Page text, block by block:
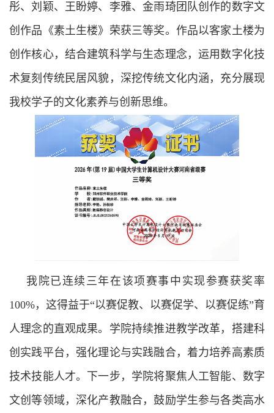
彤、刘颖、王盼婷、李雅、金雨琦团队创作的数字文
创作品《素土生楼》荣获三等奖。作品以客家土楼为
创作核心，结合建筑科学与生态理念，运用数字化技
术复刻传统民居风貌，深挖传统文化内涵，充分展现
我校学子的文化素养与创新思维。
我院已连续三年在该项赛事中实现参赛获奖率
100%，这得益于“以赛促教、以赛促学、以赛促练”育
人理念的直观成果。学院持续推进教学改革，搭建科
创实践平台，强化理论与实践融合，着力培养高素质
技术技能人才。下一步，学院将聚焦人工智能、数字
文创等领域，深化产教融合，鼓励学生参与各类高水